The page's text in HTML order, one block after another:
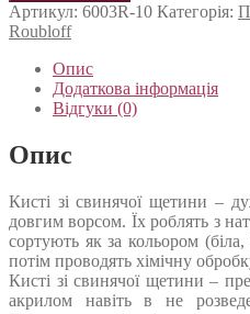
Артикул: 6003R-10 Категорія:
Roubloff
Опис
Додаткова інформація
Відгуки (0)
Опис
Кисті зі свинячої щетини –
довгим ворсом. Їх роблять з
сортують як за кольором
потім проводять хімічну
Кисті зі свинячої щетини –
акрилом навіть в не